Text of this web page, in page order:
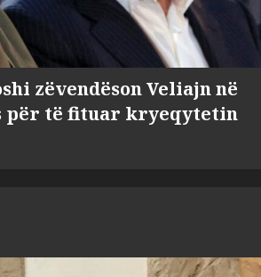
zëvendëson Veliajn në
për të fituar kryeqytetin